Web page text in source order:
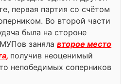
первая партия со счётом
Во второй части
была на стороне
заняла второе место
, получив неоценимый
непобедимых соперников